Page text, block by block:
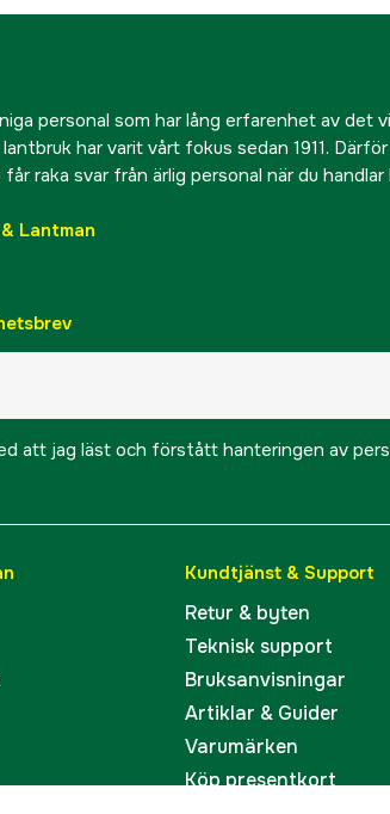
personal som har lång erfarenhet av det
har varit vårt fokus sedan 1911.
raka svar från ärlig personal när du
Lantman
att jag läst och förstått hanteringen av
Kundtjänst & Support
Retur & byten
Teknisk support
Bruksanvisningar
Artiklar & Guider
Varumärken
Köp presentkort